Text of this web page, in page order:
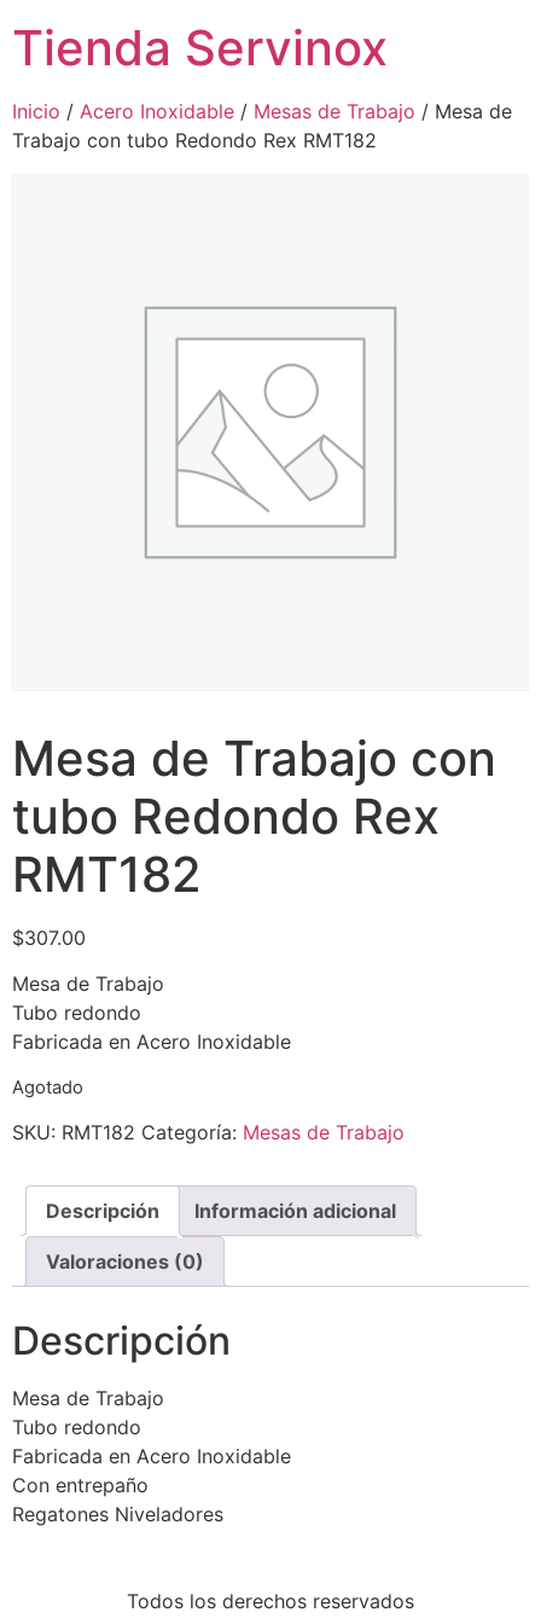
Tienda Servinox
Inicio / Acero Inoxidable / Mesas de Trabajo / Mesa de
Trabajo con tubo Redondo Rex RMT182
Mesa de Trabajo con
tubo Redondo Rex
RMT182
$307.00
Mesa de Trabajo
Tubo redondo
Fabricada en Acero Inoxidable
Agotado
SKU: RMT182 Categoría: Mesas de Trabajo
Descripción Información adicional
Valoraciones (0)
Descripción
Mesa de Trabajo
Tubo redondo
Fabricada en Acero Inoxidable
Con entrepaño
Regatones Niveladores
Todos los derechos reservados